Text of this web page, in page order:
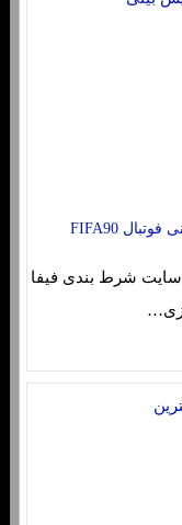
معرفی سایت های شرط بندی FIFA 90 سایت شرط بندی فیفا